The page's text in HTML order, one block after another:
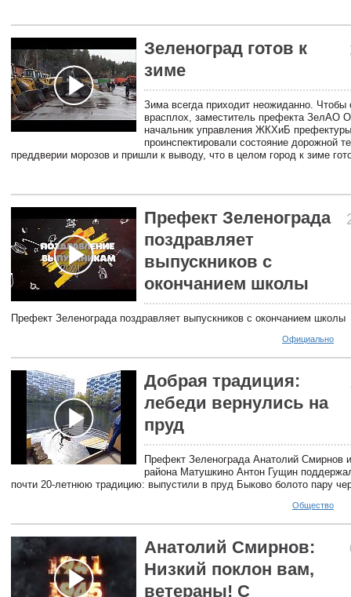
Зеленоград готов к
зиме
Зима всегда приходит неожиданно. Чтобы
врасплох, заместитель префекта ЗелАО
начальник управления ЖКХиБ
проинспектировали состояние дорожной
преддверии морозов и пришли к выводу, что в целом город к зиме
Префект Зеленограда
поздравляет
выпускников с
окончанием школы
Префект Зеленограда поздравляет выпускников с окончанием школы
Официально
Добрая традиция:
лебеди вернулись на
пруд
Префект Зеленограда Анатолий Смирнов
района Матушкино Антон Гущин
почти 20-летнюю традицию: выпустили в пруд Быково болото пару
Общество
Анатолий Смирнов:
Низкий поклон вам,
ветераны! С